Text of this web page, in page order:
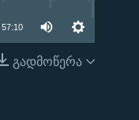
EMBED
57:10
გადმოწერა